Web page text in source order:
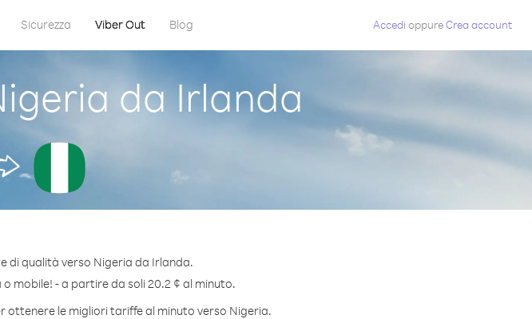
Sicurezza Viber Out Blog Accedi oppureCrea account
da Irlanda
di qualità verso Nigeria da Irlanda.
mobile! - a partire da soli 20.2 ¢ al minuto.
le migliori tariffe al minuto verso Nigeria.